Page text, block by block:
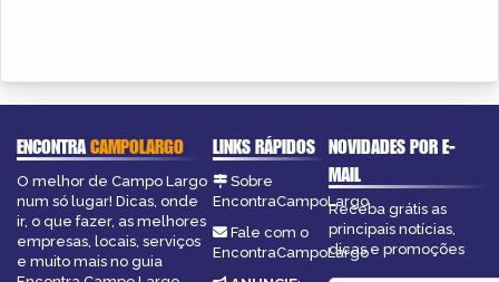
ENCONTRACAMPOLARGO
O melhor de Campo Largo
num só lugar! Dicas, onde
ir, o que fazer, as melhores
empresas, locais, serviços
e muito mais no guia
LINKS RÁPIDOS
Sobre
EncontraCampoLargo
Fale com o
EncontraCampoLargo
NOVIDADES POR E-
MAIL
Receba grátis as
principais notícias,
dicas e promoções